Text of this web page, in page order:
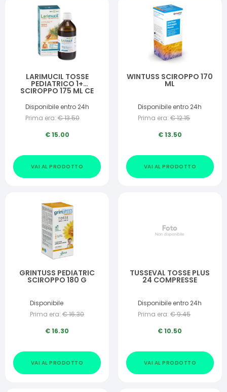
LARIMUCIL TOSSE
PEDIATRICO 1+
SCIROPPO 175 ML CE
Disponibile entro 24h
Prima era: €13.50
€15.00
VAI AL PRODOTTO
WINTUSS SCIROPPO 170
ML
Disponibile entro 24h
Prima era: €12.15
€13.50
VAI AL PRODOTTO
GRINTUSS PEDIATRIC
SCIROPPO 180 G
Disponibile
Prima era: €16.30
€16.30
VAI AL PRODOTTO
TUSSEVAL TOSSE PLUS
24 COMPRESSE
Disponibile entro 24h
Prima era: €9.45
€10.50
VAI AL PRODOTTO